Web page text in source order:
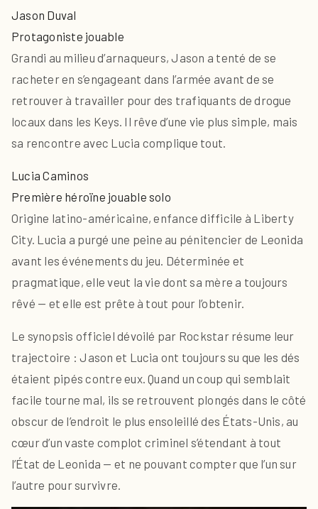
Jason Duval
Protagoniste jouable
Grandi au milieu d’arnaqueurs, Jason a tenté de se
racheter en s’engageant dans l’armée avant de se
retrouver à travailler pour des trafiquants de drogue
locaux dans les Keys. Il rêve d’une vie plus simple, mais
sa rencontre avec Lucia complique tout.
Lucia Caminos
Première héroïne jouable solo
Origine latino-américaine, enfance difficile à Liberty
City. Lucia a purgé une peine au pénitencier de Leonida
avant les événements du jeu. Déterminée et
pragmatique, elle veut la vie dont sa mère a toujours
rêvé — et elle est prête à tout pour l’obtenir.
Le synopsis officiel dévoilé par Rockstar résume leur
trajectoire : Jason et Lucia ont toujours su que les dés
étaient pipés contre eux. Quand un coup qui semblait
facile tourne mal, ils se retrouvent plongés dans le côté
obscur de l’endroit le plus ensoleillé des États-Unis, au
cœur d’un vaste complot criminel s’étendant à tout
l’État de Leonida — et ne pouvant compter que l’un sur
l’autre pour survivre.